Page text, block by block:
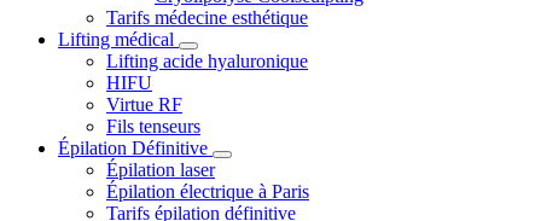
Tarifs médecine esthétique
Lifting médical
Lifting acide hyaluronique
HIFU
Virtue RF
Fils tenseurs
Épilation Définitive
Épilation laser
Épilation électrique à Paris
Tarifs épilation définitive